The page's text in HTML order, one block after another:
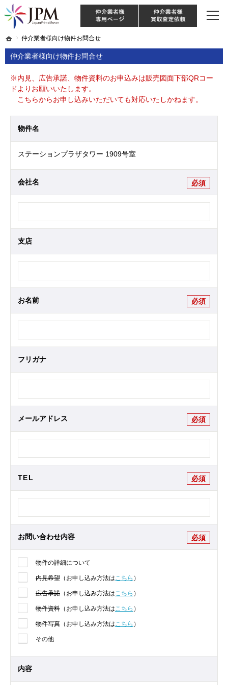
ホーム
仲介業者様向け物件お問合せ
仲介業者様向け物件お問合せ
東京・神奈川・埼玉・千葉のリノベーション住宅や中古マンションを手がける会
【物件買取強化中！】リノベーション住宅・不動産・中古マンションならJPM
※内見、広告承諾、物件資料のお申込みは販売図面下部QRコー
ドよりお願いいたします。
こちらからお申し込みいただいても対応いたしかねます。
物件名
ステーションプラザタワー 1909号室
会社名 必須
支店
お名前 必須
フリガナ
メールアドレス 必須
TEL 必須
お問い合わせ内容 必須
物件の詳細について
内見希望 （お申し込み方法はこちら ）
広告承諾 （お申し込み方法はこちら ）
物件資料 （お申し込み方法はこちら ）
物件写真 （お申し込み方法はこちら ）
その他
内容
ホーム
仲介業者様向け物件お問合せ